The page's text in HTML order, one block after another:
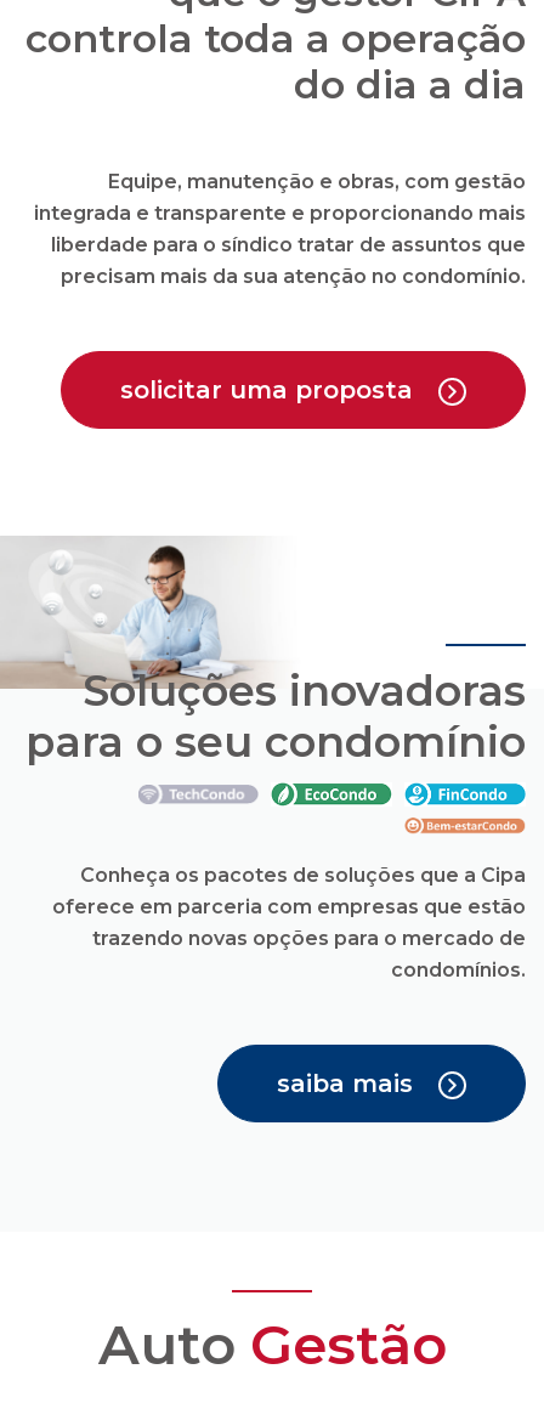
integrada e transparente e proporcionando mais
liberdade para o síndico tratar de assuntos que
precisam mais da sua atenção no condomínio.
solicitar uma proposta
para o seu condomínio
Conheça os pacotes de soluções que a Cipa
oferece em parceria com empresas que estão
trazendo novas opções para o mercado de
condomínios.
saiba mais
administração
condominial com
transparência e